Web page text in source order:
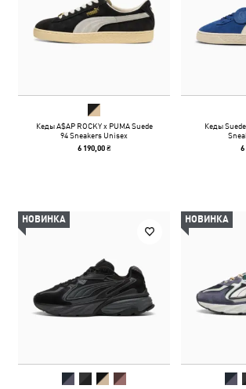
Кеды A$AP ROCKY x PUMA Suede
94 Sneakers Unisex
6 190,00 ₴
Кеды
6
НОВИНКА НОВИНКА